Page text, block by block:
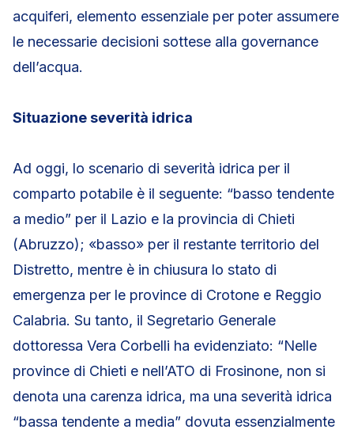
acquiferi, elemento essenziale per poter assumere
le necessarie decisioni sottese alla governance
dell’acqua.
Situazione severità idrica
Ad oggi, lo scenario di severità idrica per il
comparto potabile è il seguente: “basso tendente
a medio” per il Lazio e la provincia di Chieti
(Abruzzo); «basso» per il restante territorio del
Distretto, mentre è in chiusura lo stato di
emergenza per le province di Crotone e Reggio
Calabria. Su tanto, il Segretario Generale
dottoressa Vera Corbelli ha evidenziato: “Nelle
province di Chieti e nell’ATO di Frosinone, non si
denota una carenza idrica, ma una severità idrica
“bassa tendente a media” dovuta essenzialmente